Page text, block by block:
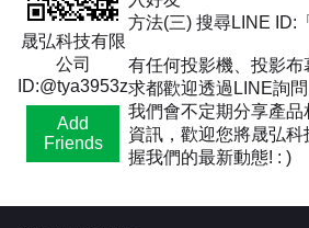
晟弘科技有限
公司
ID:@tya3953z
Add
Friends
方法(三) 搜尋LINE ID:
有任何投影機、投影
求都歡迎透過LINE詢問
我們會不定期分享產
資訊，歡迎您將晟弘
握我們的最新動態! : )